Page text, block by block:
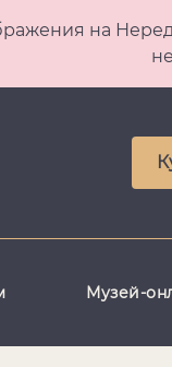
на
Музей-